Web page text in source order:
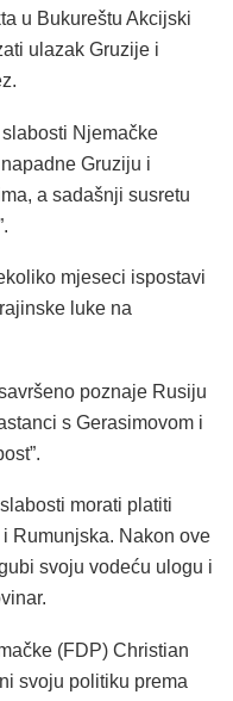
u Bukureštu Akcijski
ulazak Gruzije i
Njemačke
Gruziju i
a sadašnji susretu
mjeseci ispostavi
luke na
poznaje Rusiju
s Gerasimovom i
morati platiti
Rumunjska. Nakon ove
svoju vodeću ulogu i
(FDP) Christian
svoju politiku prema